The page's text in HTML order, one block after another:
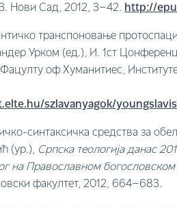
Нови Сад, 2012, 3–42. http://
транспоновање
Урком (ед.), И. 1ст
оф Хуманитиес,
szlavanyagok/
синтаксичка средства за
(ур.), Српска теологија данас
на Православном богословском
факултет, 2012, 664–683.